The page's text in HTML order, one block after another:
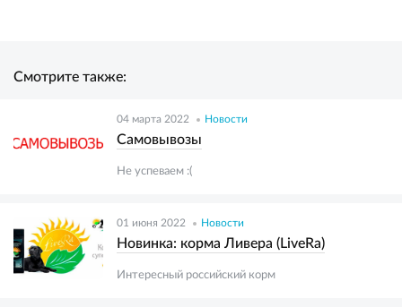
Смотрите также:
04 марта 2022 Новости
Самовывозы
Не успеваем :(
01 июня 2022 Новости
Новинка: корма Ливера (LiveRa)
Интересный российский корм